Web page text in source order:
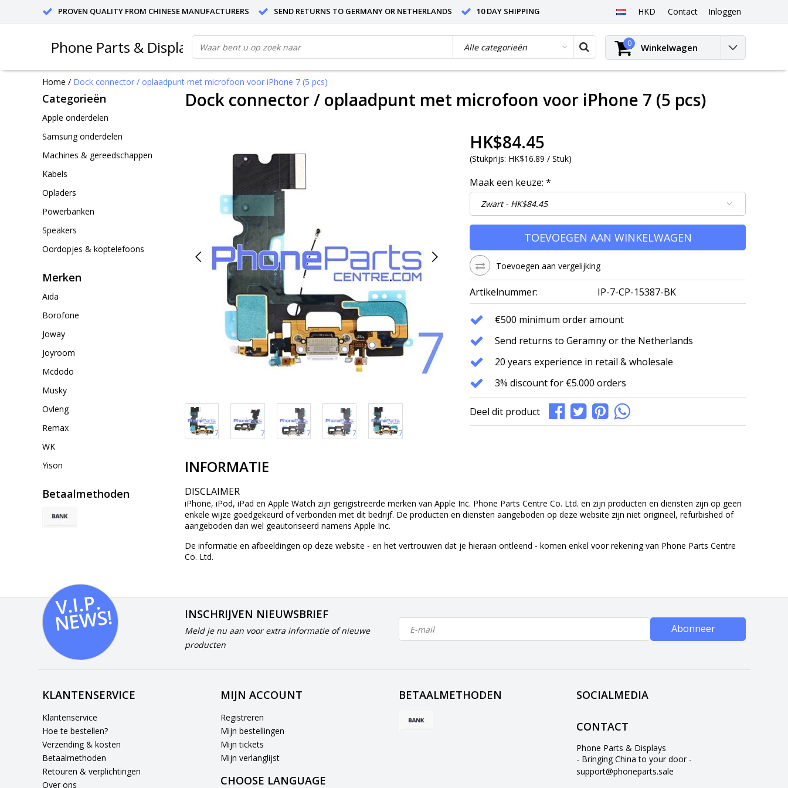
PROVEN QUALITY FROM CHINESE MANUFACTURERS SEND RETURNS TO GERMANY OR NETHERLANDS 10 DAY SHIPPING HKD Contact Inloggen
Phone Parts & Displays 0 Winkelwagen
Home / Dock connector / oplaadpunt met microfoon voor iPhone 7 (5 pcs)
Categorieën
Apple onderdelen
Samsung onderdelen
Machines & gereedschappen
Kabels
Opladers
Powerbanken
Speakers
Oordopjes & koptelefoons
Merken
Aida
Borofone
Joway
Joyroom
Mcdodo
Musky
Ovleng
Remax
WK
Yison
Betaalmethoden
Dock connector / oplaadpunt met microfoon voor iPhone 7 (5 pcs)
HK$84.45
(Stukprijs: HK$16.89 / Stuk)
Maak een keuze: *
TOEVOEGEN AAN WINKELWAGEN
Toevoegen aan vergelijking
Artikelnummer: IP-7-CP-15387-BK
€500 minimum order amount
Send returns to Geramny or the Netherlands
20 years experience in retail & wholesale
3% discount for €5.000 orders
Deel dit product
INFORMATIE
DISCLAIMER
iPhone, iPod, iPad en Apple Watch zijn gerigistreerde merken van Apple Inc. Phone Parts Centre Co. Ltd. en zijn producten en diensten zijn op geen
enkele wijze goedgekeurd of verbonden met dit bedrijf. De producten en diensten aangeboden op deze website zijn niet origineel, refurbished of
aangeboden dan wel geautoriseerd namens Apple Inc.
De informatie en afbeeldingen op deze website - en het vertrouwen dat je hieraan ontleend - komen enkel voor rekening van Phone Parts Centre
Co. Ltd.
V.I.
P.
N
E
W
S! INSCHRIJVEN NIEUWSBRIEF
Meld je nu aan voor extra informatie of nieuwe
producten
Abonneer
KLANTENSERVICE
Klantenservice
Hoe te bestellen?
Verzending & kosten
Betaalmethoden
Retouren & verplichtingen
Over ons
MIJN ACCOUNT
Registreren
Mijn bestellingen
Mijn tickets
Mijn verlanglijst
CHOOSE LANGUAGE
BETAALMETHODEN SOCIALMEDIA
CONTACT
Phone Parts & Displays
- Bringing China to your door -
support@phoneparts.sale